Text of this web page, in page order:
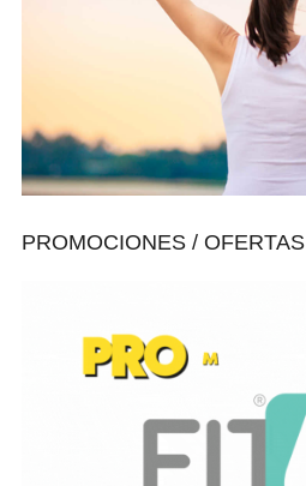
PROMOCIONES / OFERTAS